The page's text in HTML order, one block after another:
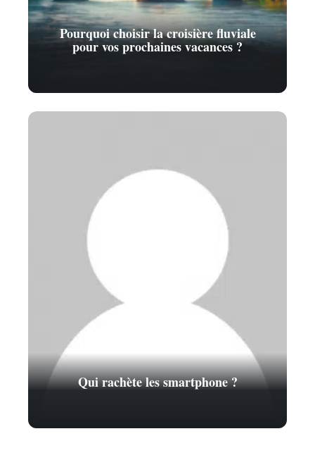
Pourquoi choisir la croisière fluviale
pour vos prochaines vacances ?
Qui rachète les smartphone ?